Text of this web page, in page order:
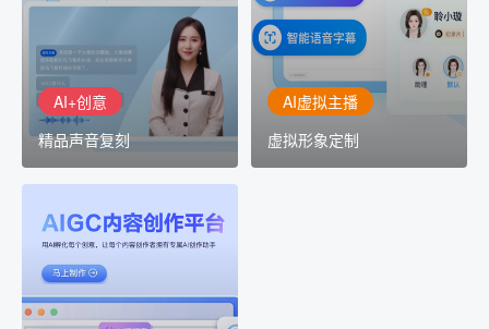
AI+创意
精品声音复刻
展示窗口，体验 AIGC 给
生活和生产带来的改变
AI虚拟主播
虚拟形象定制
创作者高效生产灵活定制
AIGC平台
用AI孵化每个创意